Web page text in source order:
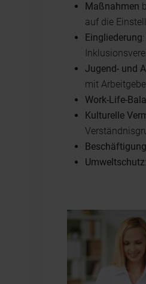
Maßnahmen
auf die
Eingliederung
Jugend- und
mit
Work-Life-
Kulturelle
Beschäftigung
Umweltschutz